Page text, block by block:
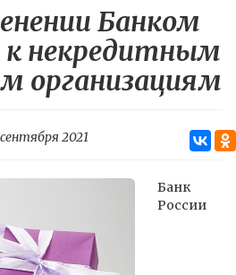
Банком
к некредитным
организациям
2021
Банк
России